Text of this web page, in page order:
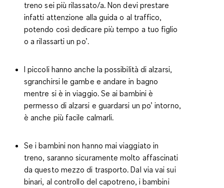
treno sei più rilassato/a.Non devi prestare
infatti attenzione alla guida o al traffico,
potendo così dedicare più tempo a tuo figlio
o a rilassarti un po’.
I piccoli hanno anche la possibilità dialzarsi,
sgranchirsi le gambe e andare in bagno
mentre si è in viaggio. Se ai bambini è
permesso di alzarsi e guardarsi un po’ intorno,
è anche più facile calmarli.
Se i bambini non hanno mai viaggiato in
treno, saranno sicuramentemolto affascinati
da questo mezzo di trasporto. Dal via vai sui
binari, al controllo del capotreno, i bambini